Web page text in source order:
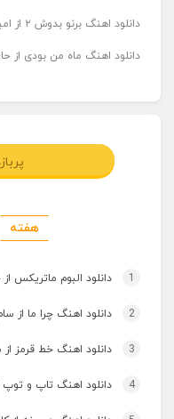
دانلود اهنگ برنو بدوش ۲ از امیر خجسته
دانلود اهنگ ماه من بودی از
هفته
1 دانلود البوم ماتریکس
2 دانلود اهنگ چرا ما از
3 دانلود اهنگ خط قرمز
4 دانلود اهنگ تاپ و توپ ۷ از دی جی تی ان تی